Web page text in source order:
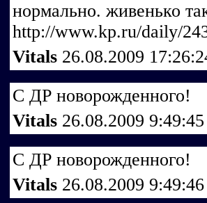
нормально. живенько
http://www.kp.ru/daily/
Vitals 26.08.2009
С ДР новорожденного!
Vitals 26.08.2009
С ДР новорожденного!
Vitals 26.08.2009